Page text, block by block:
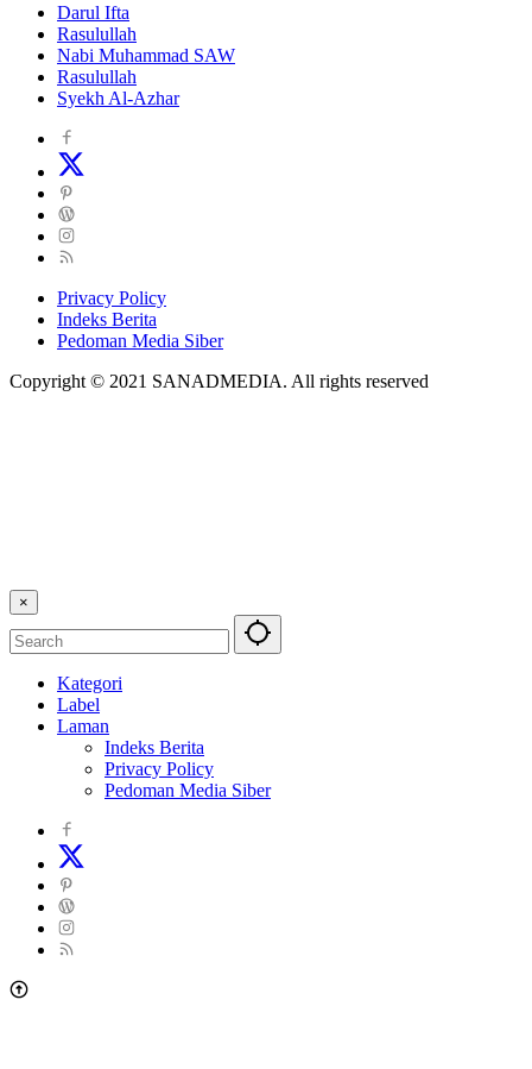
Darul Ifta
Rasulullah
Nabi Muhammad SAW
Rasulullah
Syekh Al-Azhar
Privacy Policy
Indeks Berita
Pedoman Media Siber
Copyright © 2021 SANADMEDIA. All rights reserved
×
Kategori
Label
Laman
Indeks Berita
Privacy Policy
Pedoman Media Siber